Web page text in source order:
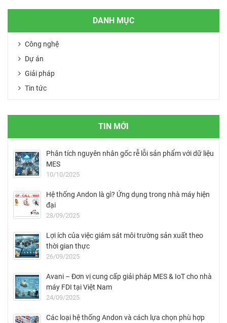
DANH MỤC
Công nghệ
Dự án
Giải pháp
Tin tức
TIN MỚI
Phân tích nguyên nhân gốc rễ lỗi sản phẩm với dữ liệu
MES
10/10/2025
Hệ thống Andon là gì? Ứng dụng trong nhà máy hiện
đại
28/09/2025
Lợi ích của việc giám sát môi trường sản xuất theo
thời gian thực
26/09/2025
Avani – Đơn vị cung cấp giải pháp MES & IoT cho nhà
máy FDI tại Việt Nam
24/09/2025
Các loại hệ thống Andon và cách lựa chọn phù hợp